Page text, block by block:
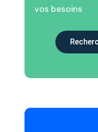
vos besoins